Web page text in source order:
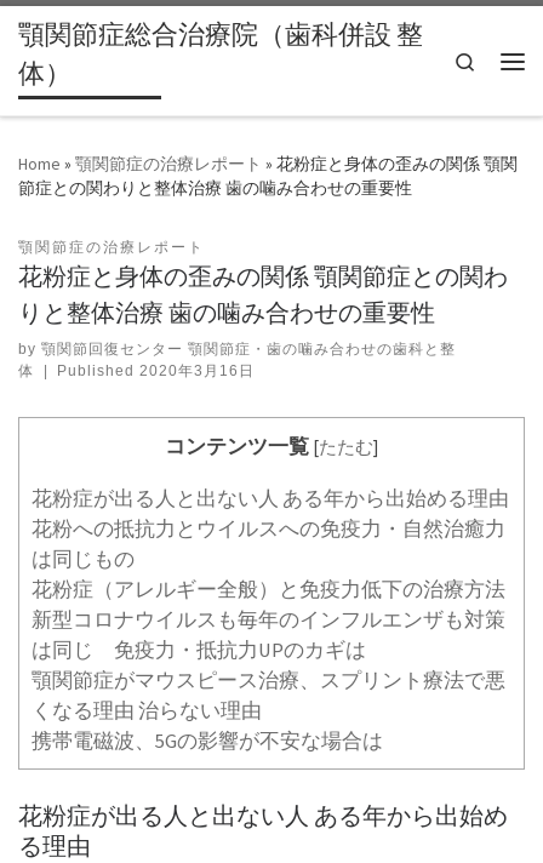
Skip to content
顎関節症総合治療院（歯科併設 整
体）
Search
Home » 顎関節症の治療レポート » 花粉症と身体の歪みの関係 顎関
節症との関わりと整体治療 歯の噛み合わせの重要性
顎関節症の治療レポート
花粉症と身体の歪みの関係 顎関節症との関わ
りと整体治療 歯の噛み合わせの重要性
by 顎関節回復センター 顎関節症・歯の噛み合わせの歯科と整
体
Published2020年3月16日
コンテンツ一覧 [たたむ]
花粉症が出る人と出ない人 ある年から出始める理由
花粉への抵抗力とウイルスへの免疫力・自然治癒力
は同じもの
花粉症（アレルギー全般）と免疫力低下の治療方法
新型コロナウイルスも毎年のインフルエンザも対策
は同じ 免疫力・抵抗力UPのカギは
顎関節症がマウスピース治療、スプリント療法で悪
くなる理由 治らない理由
携帯電磁波、5Gの影響が不安な場合は
花粉症が出る人と出ない人 ある年から出始め
る理由